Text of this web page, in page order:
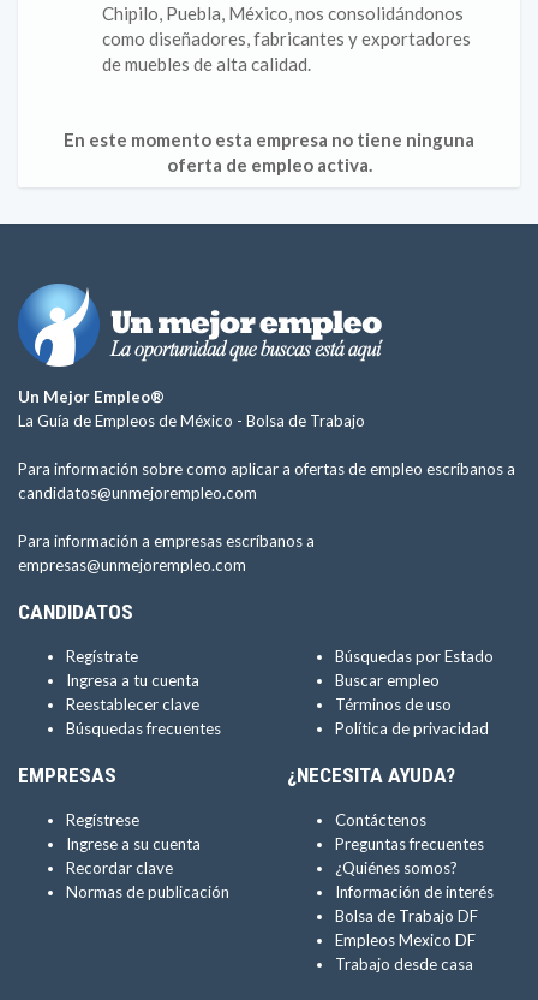
Chipilo, Puebla, México, nos consolidándonos
como diseñadores, fabricantes y exportadores
de muebles de alta calidad.
En este momento esta empresa no tiene ninguna
oferta de empleo activa.
Un Mejor Empleo®
La Guía de Empleos de México - Bolsa de Trabajo
Para información sobre como aplicar a ofertas de empleo escríbanos a
candidatos@unmejorempleo.com
Para información a empresas escríbanos a
empresas@unmejorempleo.com
CANDIDATOS
Regístrate
Ingresa a tu cuenta
Reestablecer clave
Búsquedas frecuentes
Búsquedas por Estado
Buscar empleo
Términos de uso
Política de privacidad
EMPRESAS
Regístrese
Ingrese a su cuenta
Recordar clave
Normas de publicación
¿NECESITA AYUDA?
Contáctenos
Preguntas frecuentes
¿Quiénes somos?
Información de interés
Bolsa de Trabajo DF
Empleos Mexico DF
Trabajo desde casa